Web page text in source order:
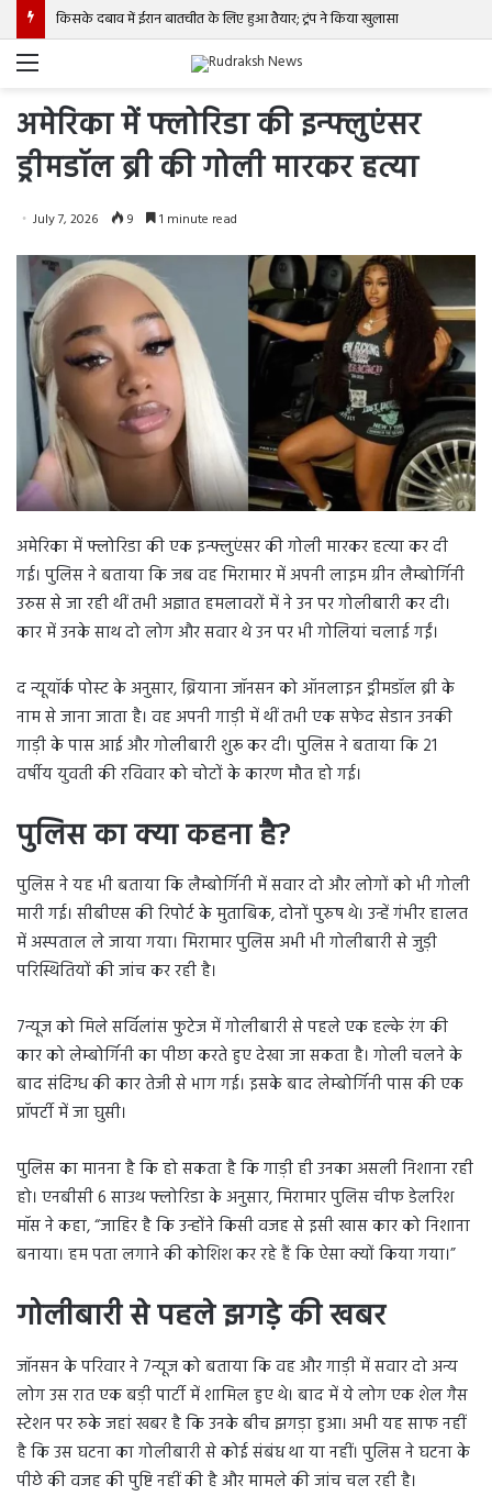
पश्चिम एशिया से 4052 भारतीय नाविकों की हुई सुरक्षित वापसी
Menu
अमेरिका में फ्लोरिडा की इन्फ्लुएंसर
ड्रीमडॉल ब्री की गोली मारकर हत्या
July 7, 2026 9 1 minute read
अमेरिका में फ्लोरिडा की एक इन्फ्लुएंसर की गोली मारकर हत्या कर दी
गई। पुलिस ने बताया कि जब वह मिरामार में अपनी लाइम ग्रीन लैम्बोर्गिनी
उरुस से जा रही थीं तभी अज्ञात हमलावरों में ने उन पर गोलीबारी कर दी।
कार में उनके साथ दो लोग और सवार थे उन पर भी गोलियां चलाई गईं।
द न्यूयॉर्क पोस्ट के अनुसार, ब्रियाना जॉनसन को ऑनलाइन ड्रीमडॉल ब्री के
नाम से जाना जाता है। वह अपनी गाड़ी में थीं तभी एक सफेद सेडान उनकी
गाड़ी के पास आई और गोलीबारी शुरू कर दी। पुलिस ने बताया कि 21
वर्षीय युवती की रविवार को चोटों के कारण मौत हो गई।
पुलिस का क्या कहना है?
पुलिस ने यह भी बताया कि लैम्बोर्गिनी में सवार दो और लोगों को भी गोली
मारी गई। सीबीएस की रिपोर्ट के मुताबिक, दोनों पुरुष थे। उन्हें गंभीर हालत
में अस्पताल ले जाया गया। मिरामार पुलिस अभी भी गोलीबारी से जुड़ी
परिस्थितियों की जांच कर रही है।
7न्यूज को मिले सर्विलांस फुटेज में गोलीबारी से पहले एक हल्के रंग की
कार को लेम्बोर्गिनी का पीछा करते हुए देखा जा सकता है। गोली चलने के
बाद संदिग्ध की कार तेजी से भाग गई। इसके बाद लेम्बोर्गिनी पास की एक
प्रॉपर्टी में जा घुसी।
पुलिस का मानना है कि हो सकता है कि गाड़ी ही उनका असली निशाना रही
हो। एनबीसी 6 साउथ फ्लोरिडा के अनुसार, मिरामार पुलिस चीफ डेलरिश
मॉस ने कहा, “जाहिर है कि उन्होंने किसी वजह से इसी खास कार को निशाना
बनाया। हम पता लगाने की कोशिश कर रहे हैं कि ऐसा क्यों किया गया।”
गोलीबारी से पहले झगड़े की खबर
जॉनसन के परिवार ने 7न्यूज को बताया कि वह और गाड़ी में सवार दो अन्य
लोग उस रात एक बड़ी पार्टी में शामिल हुए थे। बाद में ये लोग एक शेल गैस
स्टेशन पर रुके जहां खबर है कि उनके बीच झगड़ा हुआ। अभी यह साफ नहीं
है कि उस घटना का गोलीबारी से कोई संबंध था या नहीं। पुलिस ने घटना के
पीछे की वजह की पुष्टि नहीं की है और मामले की जांच चल रही है।